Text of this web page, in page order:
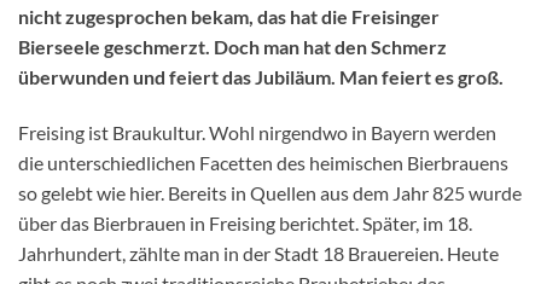
nicht zugesprochen bekam, das hat die Freisinger
Bierseele geschmerzt. Doch man hat den Schmerz
überwunden und feiert das Jubiläum. Man feiert es groß.
Freising ist Braukultur. Wohl nirgendwo in Bayern werden
die unterschiedlichen Facetten des heimischen Bierbrauens
so gelebt wie hier. Bereits in Quellen aus dem Jahr 825 wurde
über das Bierbrauen in Freising berichtet. Später, im 18.
Jahrhundert, zählte man in der Stadt 18 Brauereien. Heute